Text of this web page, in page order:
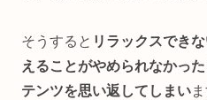
そうすると リラックスでき
えることがやめられなかった
テンツを思い返してしまいま